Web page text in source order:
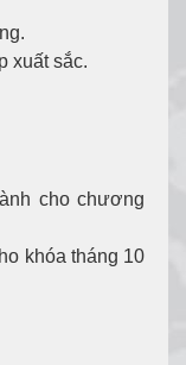
xuất sắc.
cho chương
khóa tháng 10